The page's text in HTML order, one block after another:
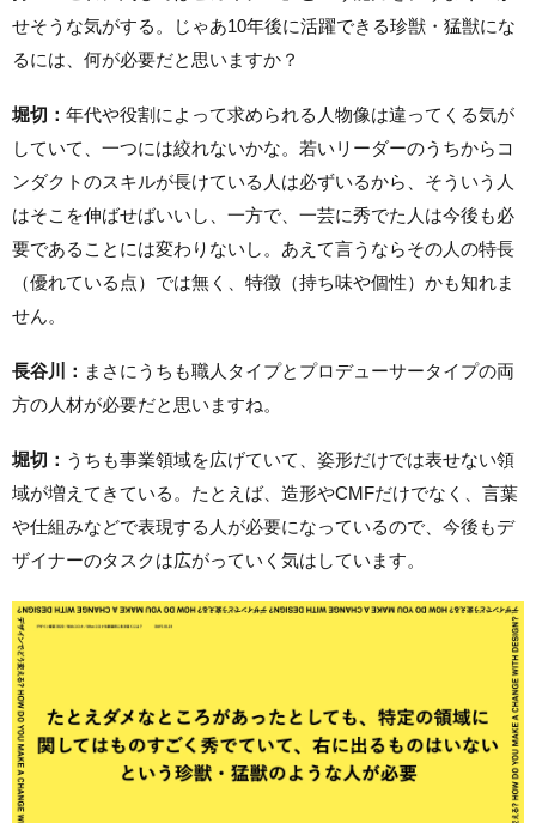
せそうな気がする。じゃあ10年後に活躍できる珍獣・猛獣にな
るには、何が必要だと思いますか？
堀切： 年代や役割によって求められる人物像は違ってくる気が
していて、一つには絞れないかな。若いリーダーのうちからコ
ンダクトのスキルが長けている人は必ずいるから、そういう人
はそこを伸ばせばいいし、一方で、一芸に秀でた人は今後も必
要であることには変わりないし。あえて言うならその人の特長
（優れている点）では無く、特徴（持ち味や個性）かも知れま
せん。
長谷川： まさにうちも職人タイプとプロデューサータイプの両
方の人材が必要だと思いますね。
堀切： うちも事業領域を広げていて、姿形だけでは表せない領
域が増えてきている。たとえば、造形やCMFだけでなく、言葉
や仕組みなどで表現する人が必要になっているので、今後もデ
ザイナーのタスクは広がっていく気はしています。